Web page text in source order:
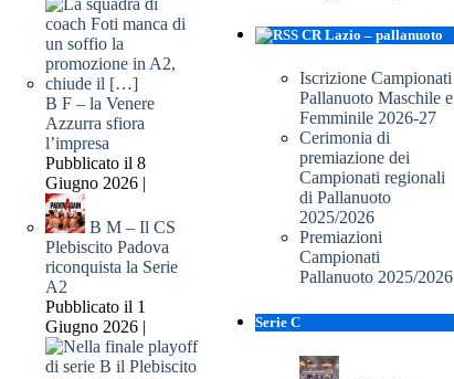
CR Lazio – pallanuoto
Iscrizione Campionati
Pallanuoto Maschile e
Femminile 2026-27
Cerimonia di
premiazione dei
Campionati regionali
di Pallanuoto
2025/2026
Premiazioni
Campionati
Pallanuoto 2025/2026
Serie C
B F – la Venere
Azzurra sfiora
l’impresa
Pubblicato il 8
Giugno 2026 |
B M – Il CS
Plebiscito Padova
riconquista la Serie
A2
Pubblicato il 1
Giugno 2026 |